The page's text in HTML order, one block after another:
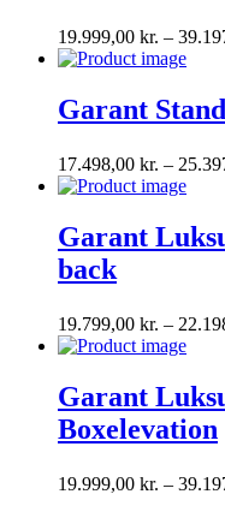
19.999,00 kr. –
Garant
17.498,00 kr. –
Garant
back
19.799,00 kr. –
Garant
Boxelevation
19.999,00 kr. –